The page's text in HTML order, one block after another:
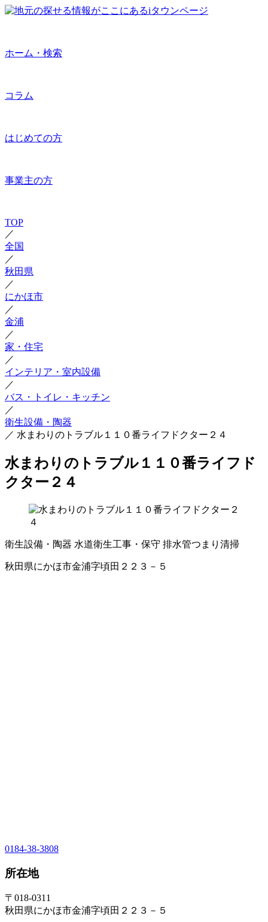
ホーム・検索
コラム
はじめての方
事業主の方
TOP
／
全国
／
秋田県
／
にかほ市
／
金浦
／
家・住宅
／
インテリア・室内設備
／
バス・トイレ・キッチン
／
衛生設備・陶器
／ 水まわりのトラブル１１０番ライフドクター２４
水まわりのトラブル１１０番ライフド
クター２４
衛生設備・陶器 水道衛生工事・保守 排水管つまり清掃
秋田県にかほ市金浦字頃田２２３－５
0184-38-3808
所在地
〒018-0311
秋田県にかほ市金浦字頃田２２３－５